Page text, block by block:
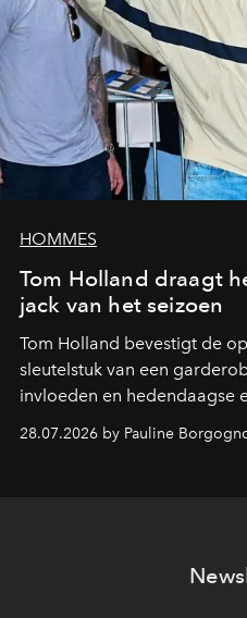
HOMMES
Tom Holland draagt
jack van het seizoen
Tom Holland bevestigt de
sleutelstuk van een
invloeden en hedendaagse
28.07.2026 by Pauline